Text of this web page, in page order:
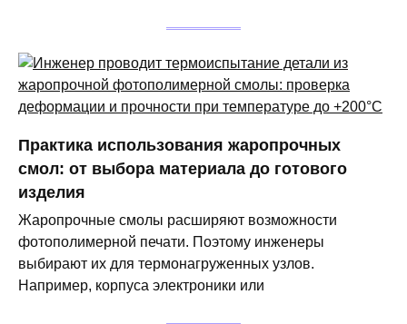
Практика использования жаропрочных
смол: от выбора материала до готового
изделия
Жаропрочные смолы расширяют возможности
фотополимерной печати. Поэтому инженеры
выбирают их для термонагруженных узлов.
Например, корпуса электроники или